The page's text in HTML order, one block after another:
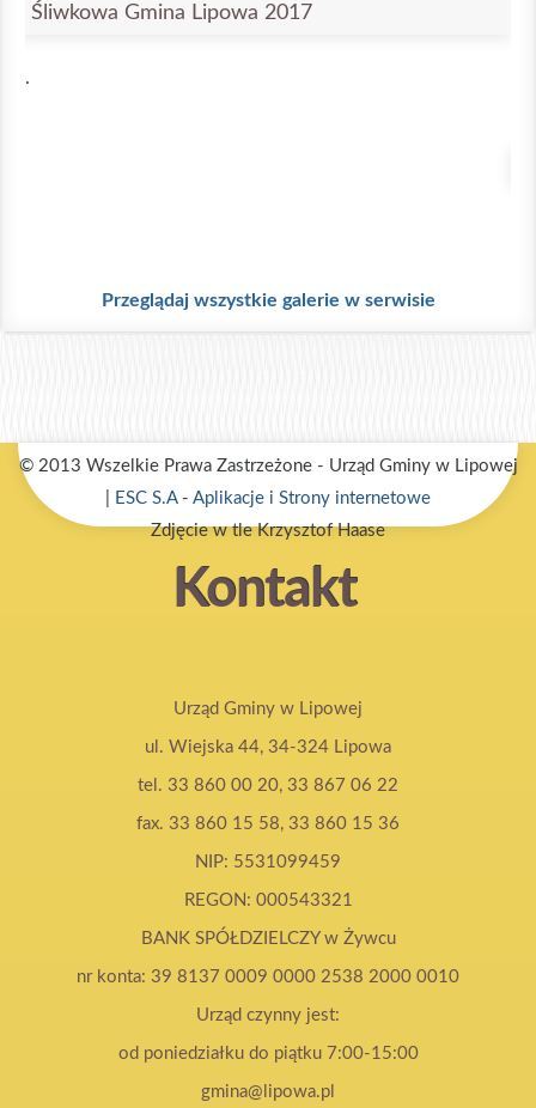
Śliwkowa Gmina Lipowa 2017
.
Przeglądaj wszystkie galerie w serwisie
© 2013 Wszelkie Prawa Zastrzeżone - Urząd Gminy w Lipowej
ESC S.A- Aplikacje i Strony internetowe
Zdjęcie w tle Krzysztof Haase
Kontakt
Urząd Gminy w Lipowej
ul. Wiejska 44, 34-324 Lipowa
tel. 33 860 00 20, 33 867 06 22
fax. 33 860 15 58, 33 860 15 36
NIP: 5531099459
REGON: 000543321
BANK SPÓŁDZIELCZY w Żywcu
nr konta: 39 8137 0009 0000 2538 2000 0010
Urząd czynny jest:
od poniedziałku do piątku 7:00-15:00
gmina@lipowa.pl